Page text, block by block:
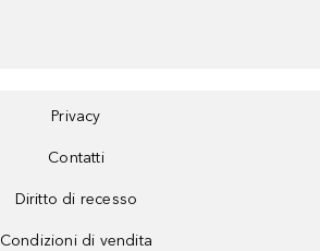
Privacy
Contatti
Diritto di recesso
Condizioni di vendita